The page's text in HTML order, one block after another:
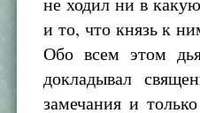
и то, что князь к
Обо всем этом
докладывал
замечания и